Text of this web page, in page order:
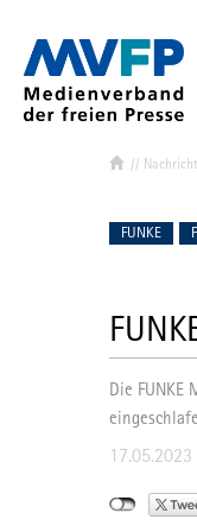
// Nachricht
FUNKE
Die
17.05.2023